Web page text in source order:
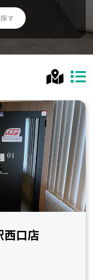
す
西口店